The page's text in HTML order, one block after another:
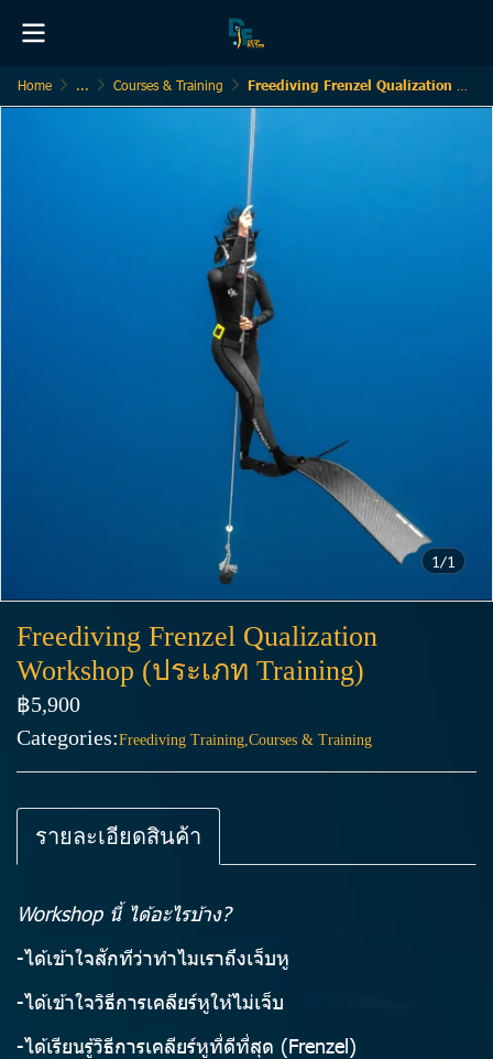
Home ... Courses & Training Freediving Frenzel Qualization Workshop (ประเภท Training)
1/1
Freediving Frenzel Qualization
Workshop (ประเภท Training)
฿5,900
Categories:Freediving Training,Courses & Training
รายละเอียดสินค้า
Workshop นี้ ได้อะไรบ้าง?
-ได้เข้าใจสักทีว่าทำไมเราถึงเจ็บหู
-ได้เข้าใจวิธีการเคลียร์หูให้ไม่เจ็บ
-ได้เรียนรู้วิธีการเคลียร์หูที่ดีที่สุด (Frenzel)